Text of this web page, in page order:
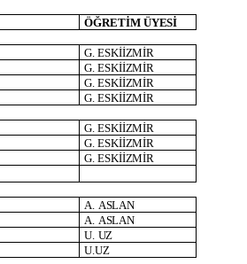
ÖĞRETİM ÜYESİ
G. ESKİİZMİR
G. ESKİİZMİR
G. ESKİİZMİR
G. ESKİİZMİR
G. ESKİİZMİR
G. ESKİİZMİR
G. ESKİİZMİR
A. ASLAN
A. ASLAN
U. UZ
U.UZ